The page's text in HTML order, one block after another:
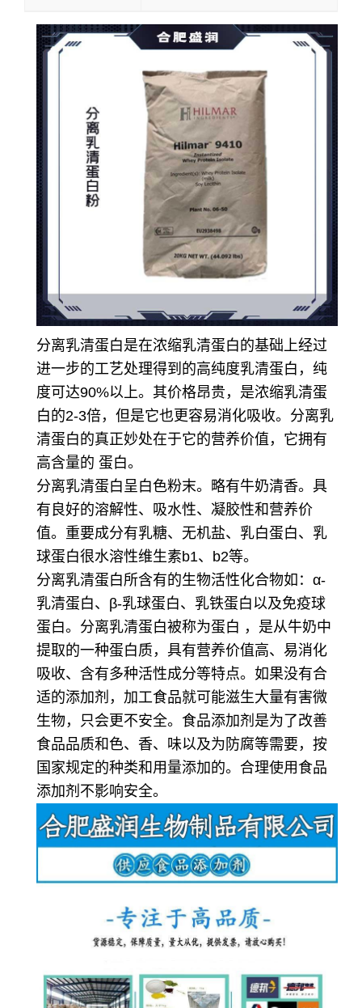
分离乳清蛋白是在浓缩乳清蛋白的基础上经过
进一步的工艺处理得到的高纯度乳清蛋白，纯
度可达90%以上。其价格昂贵，是浓缩乳清蛋
白的2-3倍，但是它也更容易消化吸收。分离乳
清蛋白的真正妙处在于它的营养价值，它拥有
高含量的 蛋白。
分离乳清蛋白呈白色粉末。略有牛奶清香。具
有良好的溶解性、吸水性、凝胶性和营养价
值。重要成分有乳糖、无机盐、乳白蛋白、乳
球蛋白很水溶性维生素b1、b2等。
分离乳清蛋白所含有的生物活性化合物如：α-
乳清蛋白、β-乳球蛋白、乳铁蛋白以及免疫球
蛋白。 分离乳清蛋白被称为蛋白 ，是从牛奶中
提取的一种蛋白质，具有营养价值高、易消化
吸收、含有多种活性成分等特点。如果没有合
适的添加剂，加工食品就可能滋生大量有害微
生物，只会更不安全。食品添加剂是为了改善
食品品质和色、香、味以及为防腐等需要，按
国家规定的种类和用量添加的。合理使用食品
添加剂不影响安全。